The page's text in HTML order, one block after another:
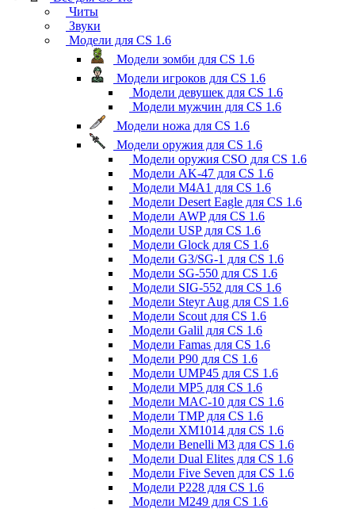
Читы
Звуки
Модели для CS 1.6
Модели зомби для CS 1.6
Модели игроков для CS 1.6
Модели девушек для CS 1.6
Модели мужчин для CS 1.6
Модели ножа для CS 1.6
Модели оружия для CS 1.6
Модели оружия CSO для CS 1.6
Модели AK-47 для CS 1.6
Модели M4A1 для CS 1.6
Модели Desert Eagle для CS 1.6
Модели AWP для CS 1.6
Модели USP для CS 1.6
Модели Glock для CS 1.6
Модели G3/SG-1 для CS 1.6
Модели SG-550 для CS 1.6
Модели SIG-552 для CS 1.6
Модели Steyr Aug для CS 1.6
Модели Scout для CS 1.6
Модели Galil для CS 1.6
Модели Famas для CS 1.6
Модели P90 для CS 1.6
Модели UMP45 для CS 1.6
Модели MP5 для CS 1.6
Модели MAC-10 для CS 1.6
Модели TMP для CS 1.6
Модели XM1014 для CS 1.6
Модели Benelli M3 для CS 1.6
Модели Dual Elites для CS 1.6
Модели Five Seven для CS 1.6
Модели P228 для CS 1.6
Модели M249 для CS 1.6